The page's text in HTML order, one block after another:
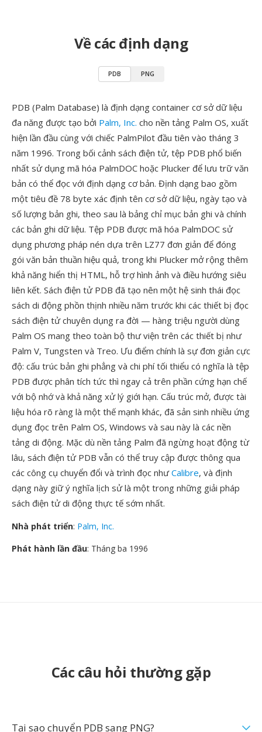
Về các định dạng
PDB PNG
PDB (Palm Database) là định dạng container cơ sở dữ liệu
đa năng được tạo bởi Palm, Inc. cho nền tảng Palm OS, xuất
hiện lần đầu cùng với chiếc PalmPilot đầu tiên vào tháng 3
năm 1996. Trong bối cảnh sách điện tử, tệp PDB phổ biến
nhất sử dụng mã hóa PalmDOC hoặc Plucker để lưu trữ văn
bản có thể đọc với định dạng cơ bản. Định dạng bao gồm
một tiêu đề 78 byte xác định tên cơ sở dữ liệu, ngày tạo và
số lượng bản ghi, theo sau là bảng chỉ mục bản ghi và chính
các bản ghi dữ liệu. Tệp PDB được mã hóa PalmDOC sử
dụng phương pháp nén dựa trên LZ77 đơn giản để đóng
gói văn bản thuần hiệu quả, trong khi Plucker mở rộng thêm
khả năng hiển thị HTML, hỗ trợ hình ảnh và điều hướng siêu
liên kết. Sách điện tử PDB đã tạo nên một hệ sinh thái đọc
sách di động phồn thịnh nhiều năm trước khi các thiết bị đọc
sách điện tử chuyên dụng ra đời — hàng triệu người dùng
Palm OS mang theo toàn bộ thư viện trên các thiết bị như
Palm V, Tungsten và Treo. Ưu điểm chính là sự đơn giản cực
độ: cấu trúc bản ghi phẳng và chi phí tối thiểu có nghĩa là tệp
PDB được phân tích tức thì ngay cả trên phần cứng hạn chế
với bộ nhớ và khả năng xử lý giới hạn. Cấu trúc mở, được tài
liệu hóa rõ ràng là một thế mạnh khác, đã sản sinh nhiều ứng
dụng đọc trên Palm OS, Windows và sau này là các nền
tảng di động. Mặc dù nền tảng Palm đã ngừng hoạt động từ
lâu, sách điện tử PDB vẫn có thể truy cập được thông qua
các công cụ chuyển đổi và trình đọc nhưCalibre, và định
dạng này giữ ý nghĩa lịch sử là một trong những giải pháp
sách điện tử di động thực tế sớm nhất.
Nhà phát triển: Palm, Inc.
Phát hành lần đầu: Tháng ba 1996
Các câu hỏi thường gặp
Tại sao chuyển PDB sang PNG?